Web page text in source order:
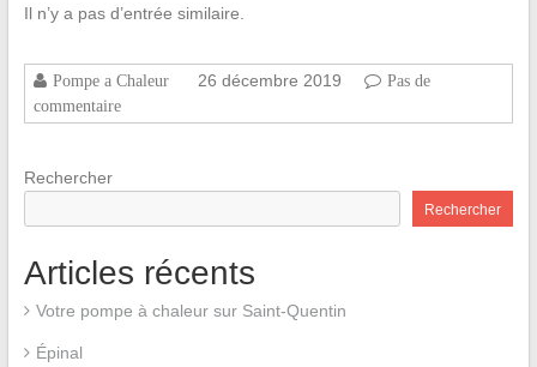
Il n’y a pas d’entrée similaire.
Pompe a Chaleur 26 décembre 2019
Pas de
commentaire
Rechercher
Rechercher
Articles récents
Votre pompe à chaleur sur Saint-Quentin
Épinal